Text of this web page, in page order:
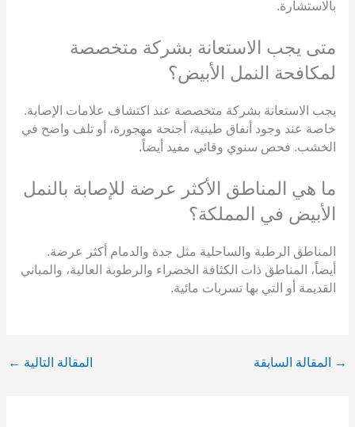
بالاستشارة.
متى يجب الاستعانة بشركة متخصصة
لمكافحة النمل الأبيض؟
يجب الاستعانة بشركة متخصصة عند اكتشاف علامات الإصابة.
خاصة عند وجود أنفاق طينية، أجنحة مهجورة، أو تلف واضح في
الخشب. فحص سنوي وقائي مفيد أيضاً.
ما هي المناطق الأكثر عرضة للإصابة بالنمل
الأبيض في المملكة؟
المناطق الرطبة والساحلية مثل جدة والدمام أكثر عرضة.
أيضاً، المناطق ذات الكثافة الخضراء والرطوبة العالية، والمباني
القديمة أو التي بها تسربات مائية.
→ المقالة السابقة المقالة التالية ←